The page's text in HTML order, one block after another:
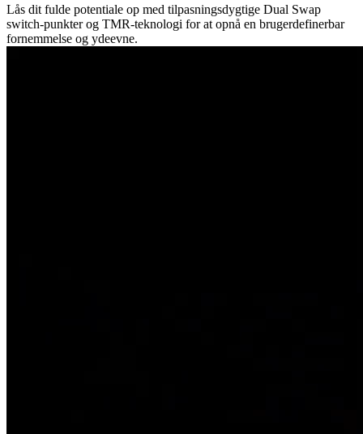
Lås dit fulde potentiale op med tilpasningsdygtige Dual Swap
switch-punkter og TMR-teknologi for at opnå en brugerdefinerbar
fornemmelse og ydeevne.